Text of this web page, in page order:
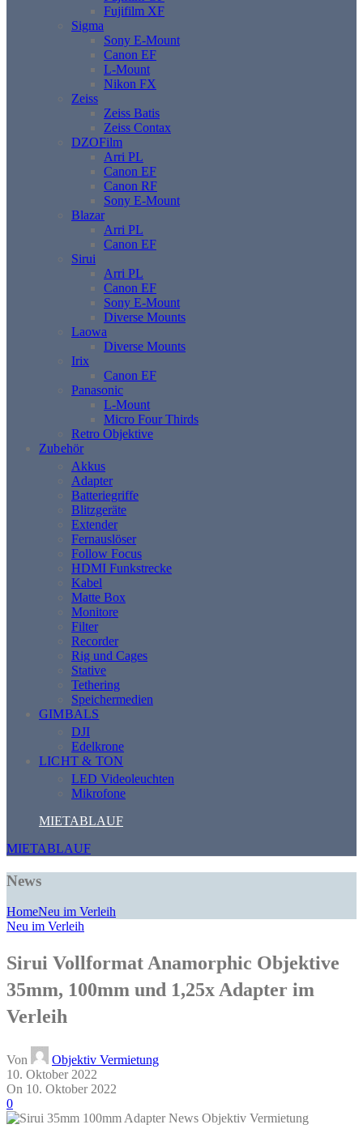
Fujifilm XF
Sigma
Sony E-Mount
Canon EF
L-Mount
Nikon FX
Zeiss
Zeiss Batis
Zeiss Contax
DZOFilm
Arri PL
Canon EF
Canon RF
Sony E-Mount
Blazar
Arri PL
Canon EF
Sirui
Arri PL
Canon EF
Sony E-Mount
Diverse Mounts
Laowa
Diverse Mounts
Irix
Canon EF
Panasonic
L-Mount
Micro Four Thirds
Retro Objektive
Zubehör
Akkus
Adapter
Batteriegriffe
Blitzgeräte
Extender
Fernauslöser
Follow Focus
HDMI Funkstrecke
Kabel
Matte Box
Monitore
Filter
Recorder
Rig und Cages
Stative
Tethering
Speichermedien
GIMBALS
DJI
Edelkrone
LICHT & TON
LED Videoleuchten
Mikrofone
MIETABLAUF
MIETABLAUF
News
HomeNeu im Verleih
Neu im Verleih
Sirui Vollformat Anamorphic Objektive
35mm, 100mm und 1,25x Adapter im
Verleih
Von
Objektiv Vermietung
10. Oktober 2022
On 10. Oktober 2022
0